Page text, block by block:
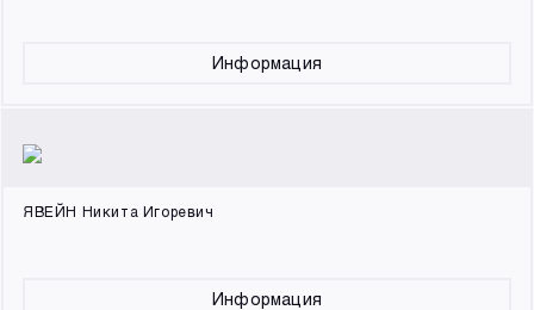
Информация
ЯВЕЙН Никита Игоревич
Информация